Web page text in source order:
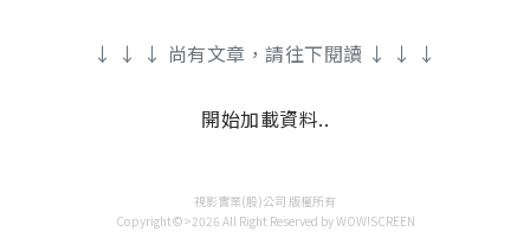
↓ ↓ ↓ 尚有文章，請往下閱讀 ↓ ↓ ↓
開始加載資料..
視影實業(股)公司 版權所有
Copyright©>2026 All Right Reserved by WOW!SCREEN